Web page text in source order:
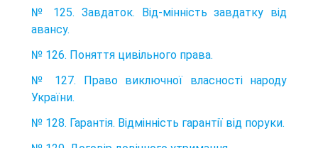
№ 125. Завдаток. Від-мінність завдатку від
авансу.
№ 126. Поняття цивільного права.
№ 127. Право виключної власності народу
України.
№ 128. Гарантія. Відмінність гарантії від поруки.